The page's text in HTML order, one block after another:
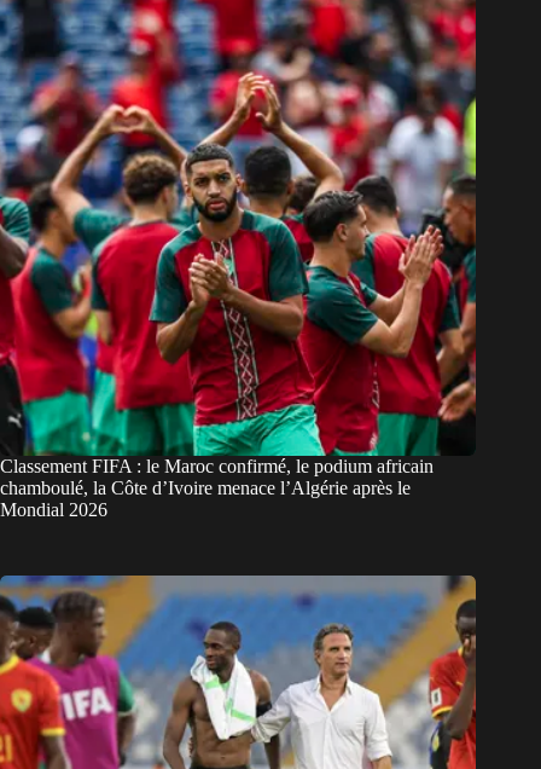
Classement FIFA : le Maroc confirmé, le podium africain
chamboulé, la Côte d’Ivoire menace l’Algérie après le
Mondial 2026